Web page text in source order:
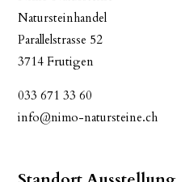
Natursteinhandel
Parallelstrasse 52
3714 Frutigen
033 671 33 60
info@nimo-natursteine.ch